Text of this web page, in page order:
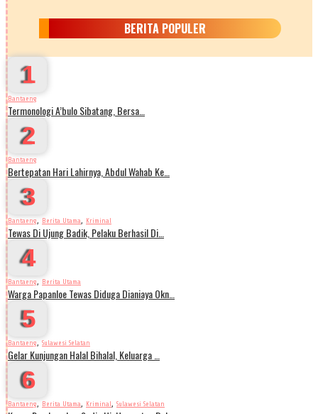
BERITA POPULER
1
Bantaeng
Termonologi A’bulo Sibatang, Bersa…
2
Bantaeng
Bertepatan Hari Lahirnya, Abdul Wahab Ke…
3
Bantaeng, Berita Utama, Kriminal
Tewas Di Ujung Badik, Pelaku Berhasil Di…
4
Bantaeng, Berita Utama
Warga Papanloe Tewas Diduga Dianiaya Okn…
5
Bantaeng, Sulawesi Selatan
Gelar Kunjungan Halal Bihalal, Keluarga …
6
Bantaeng, Berita Utama, Kriminal, Sulawesi Selatan